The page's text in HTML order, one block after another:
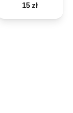
15 zł